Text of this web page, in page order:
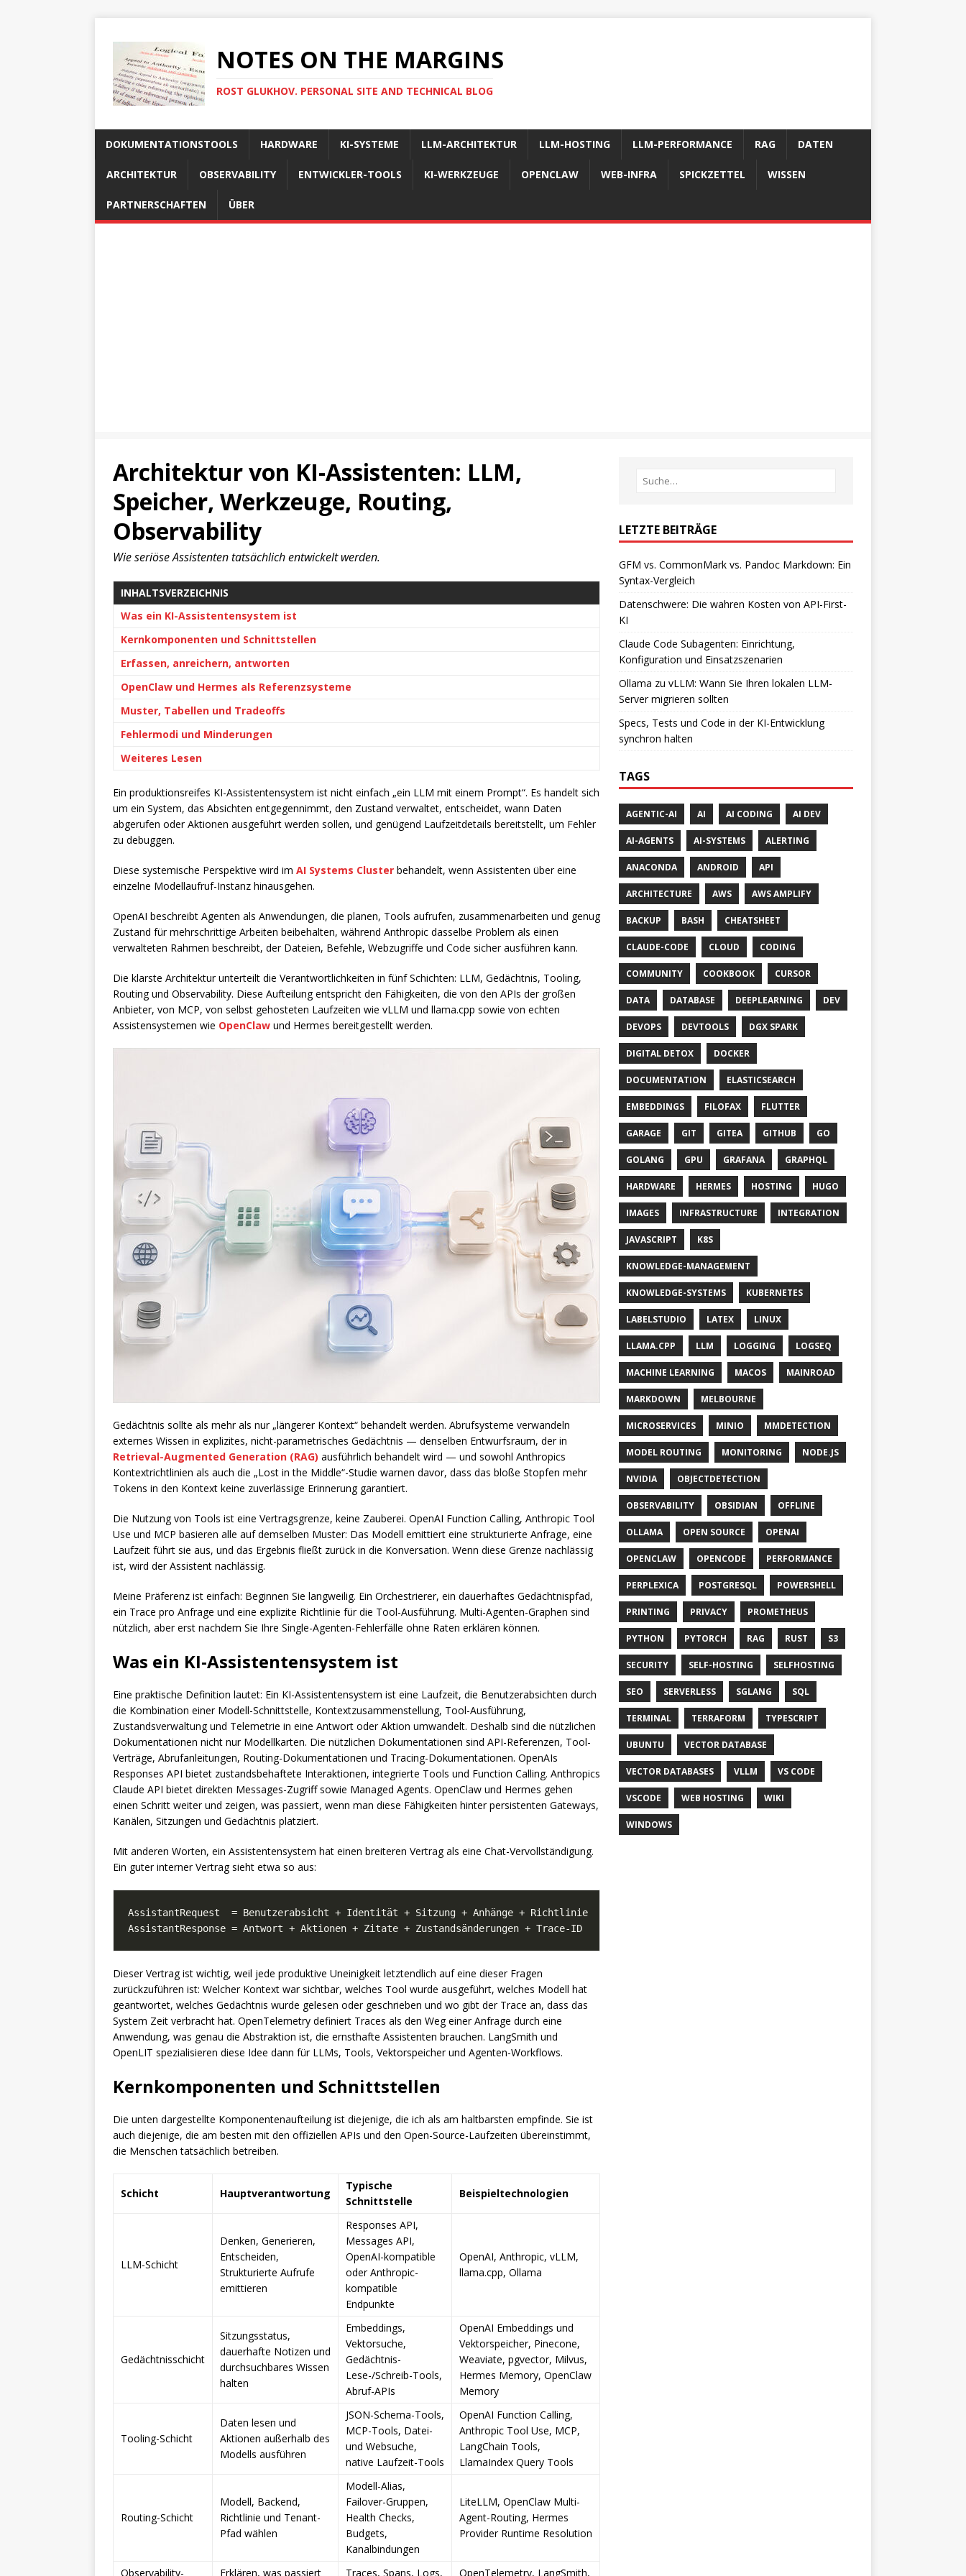
NOTES ON THE MARGINS
ROST GLUKHOV. PERSONAL SITE AND TECHNICAL BLOG
DOKUMENTATIONSTOOLS HARDWARE KI-SYSTEME LLM-ARCHITEKTUR LLM-HOSTING LLM-PERFORMANCE RAG DATEN
ARCHITEKTUR OBSERVABILITY ENTWICKLER-TOOLS KI-WERKZEUGE OPENCLAW WEB-INFRA SPICKZETTEL WISSEN
PARTNERSCHAFTEN ÜBER
Architektur von KI-Assistenten: LLM,
Speicher, Werkzeuge, Routing,
Observability
Wie seriöse Assistenten tatsächlich entwickelt werden.
INHALTSVERZEICHNIS
Was ein KI-Assistentensystem ist
Kernkomponenten und Schnittstellen
Erfassen, anreichern, antworten
OpenClaw und Hermes als Referenzsysteme
Muster, Tabellen und Tradeoffs
Fehlermodi und Minderungen
Weiteres Lesen
Ein produktionsreifes KI-Assistentensystem ist nicht einfach „ein LLM mit einem Prompt“. Es handelt sich
um ein System, das Absichten entgegennimmt, den Zustand verwaltet, entscheidet, wann Daten
abgerufen oder Aktionen ausgeführt werden sollen, und genügend Laufzeitdetails bereitstellt, um Fehler
zu debuggen.
Diese systemische Perspektive wird im AI Systems Cluster behandelt, wenn Assistenten über eine
einzelne Modellaufruf-Instanz hinausgehen.
OpenAI beschreibt Agenten als Anwendungen, die planen, Tools aufrufen, zusammenarbeiten und genug
Zustand für mehrschrittige Arbeiten beibehalten, während Anthropic dasselbe Problem als einen
verwalteten Rahmen beschreibt, der Dateien, Befehle, Webzugriffe und Code sicher ausführen kann.
Die klarste Architektur unterteilt die Verantwortlichkeiten in fünf Schichten: LLM, Gedächtnis, Tooling,
Routing und Observability. Diese Aufteilung entspricht den Fähigkeiten, die von den APIs der großen
Anbieter, von MCP, von selbst gehosteten Laufzeiten wie vLLM und llama.cpp sowie von echten
Assistensystemen wie OpenClaw und Hermes bereitgestellt werden.
Gedächtnis sollte als mehr als nur „längerer Kontext“ behandelt werden. Abrufsysteme verwandeln
externes Wissen in explizites, nicht-parametrisches Gedächtnis — denselben Entwurfsraum, der in
Retrieval-Augmented Generation (RAG) ausführlich behandelt wird — und sowohl Anthropics
Kontextrichtlinien als auch die „Lost in the Middle“-Studie warnen davor, dass das bloße Stopfen mehr
Tokens in den Kontext keine zuverlässige Erinnerung garantiert.
Die Nutzung von Tools ist eine Vertragsgrenze, keine Zauberei. OpenAI Function Calling, Anthropic Tool
Use und MCP basieren alle auf demselben Muster: Das Modell emittiert eine strukturierte Anfrage, eine
Laufzeit führt sie aus, und das Ergebnis fließt zurück in die Konversation. Wenn diese Grenze nachlässig
ist, wird der Assistent nachlässig.
Meine Präferenz ist einfach: Beginnen Sie langweilig. Ein Orchestrierer, ein dauerhaftes Gedächtnispfad,
ein Trace pro Anfrage und eine explizite Richtlinie für die Tool-Ausführung. Multi-Agenten-Graphen sind
nützlich, aber erst nachdem Sie Ihre Single-Agenten-Fehlerfälle ohne Raten erklären können.
Was ein KI-Assistentensystem ist
Eine praktische Definition lautet: Ein KI-Assistentensystem ist eine Laufzeit, die Benutzerabsichten durch
die Kombination einer Modell-Schnittstelle, Kontextzusammenstellung, Tool-Ausführung,
Zustandsverwaltung und Telemetrie in eine Antwort oder Aktion umwandelt. Deshalb sind die nützlichen
Dokumentationen nicht nur Modellkarten. Die nützlichen Dokumentationen sind API-Referenzen, Tool-
Verträge, Abrufanleitungen, Routing-Dokumentationen und Tracing-Dokumentationen. OpenAIs
Responses API bietet zustandsbehaftete Interaktionen, integrierte Tools und Function Calling. Anthropics
Claude API bietet direkten Messages-Zugriff sowie Managed Agents. OpenClaw und Hermes gehen
einen Schritt weiter und zeigen, was passiert, wenn man diese Fähigkeiten hinter persistenten Gateways,
Kanälen, Sitzungen und Gedächtnis platziert.
Mit anderen Worten, ein Assistentensystem hat einen breiteren Vertrag als eine Chat-Vervollständigung.
Ein guter interner Vertrag sieht etwa so aus:
Dieser Vertrag ist wichtig, weil jede produktive Uneinigkeit letztendlich auf eine dieser Fragen
zurückzuführen ist: Welcher Kontext war sichtbar, welches Tool wurde ausgeführt, welches Modell hat
geantwortet, welches Gedächtnis wurde gelesen oder geschrieben und wo gibt der Trace an, dass das
System Zeit verbracht hat. OpenTelemetry definiert Traces als den Weg einer Anfrage durch eine
Anwendung, was genau die Abstraktion ist, die ernsthafte Assistenten brauchen. LangSmith und
OpenLIT spezialisieren diese Idee dann für LLMs, Tools, Vektorspeicher und Agenten-Workflows.
Kernkomponenten und Schnittstellen
Die unten dargestellte Komponentenaufteilung ist diejenige, die ich als am haltbarsten empfinde. Sie ist
auch diejenige, die am besten mit den offiziellen APIs und den Open-Source-Laufzeiten übereinstimmt,
die Menschen tatsächlich betreiben.
Schicht Hauptverantwortung
Typische
Schnittstelle
Beispieltechnologien
LLM-Schicht
Denken, Generieren,
Entscheiden,
Strukturierte Aufrufe
emittieren
Responses API,
Messages API,
OpenAI-kompatible
oder Anthropic-
kompatible
Endpunkte
OpenAI, Anthropic, vLLM,
llama.cpp, Ollama
Gedächtnisschicht
Sitzungsstatus,
dauerhafte Notizen und
durchsuchbares Wissen
halten
Embeddings,
Vektorsuche,
Gedächtnis-
Lese-/Schreib-Tools,
Abruf-APIs
OpenAI Embeddings und
Vektorspeicher, Pinecone,
Weaviate, pgvector, Milvus,
Hermes Memory, OpenClaw
Memory
Tooling-Schicht
Daten lesen und
Aktionen außerhalb des
Modells ausführen
JSON-Schema-Tools,
MCP-Tools, Datei-
und Websuche,
native Laufzeit-Tools
OpenAI Function Calling,
Anthropic Tool Use, MCP,
LangChain Tools,
LlamaIndex Query Tools
Routing-Schicht
Modell, Backend,
Richtlinie und Tenant-
Pfad wählen
Modell-Alias,
Failover-Gruppen,
Health Checks,
Budgets,
Kanalbindungen
LiteLLM, OpenClaw Multi-
Agent-Routing, Hermes
Provider Runtime Resolution
Observability- Erklären, was passiert Traces, Spans, Logs, OpenTelemetry, LangSmith,
LETZTE BEITRÄGE
GFM vs. CommonMark vs. Pandoc Markdown: Ein
Syntax-Vergleich
Datenschwere: Die wahren Kosten von API-First-
KI
Claude Code Subagenten: Einrichtung,
Konfiguration und Einsatzszenarien
Ollama zu vLLM: Wann Sie Ihren lokalen LLM-
Server migrieren sollten
Specs, Tests und Code in der KI-Entwicklung
synchron halten
TAGS
AGENTIC-AI AI AI CODING AI DEV
AI-AGENTS AI-SYSTEMS ALERTING
ANACONDA ANDROID API
ARCHITECTURE AWS AWS AMPLIFY
BACKUP BASH CHEATSHEET
CLAUDE-CODE CLOUD CODING
COMMUNITY COOKBOOK CURSOR
DATA DATABASE DEEPLEARNING DEV
DEVOPS DEVTOOLS DGX SPARK
DIGITAL DETOX DOCKER
DOCUMENTATION ELASTICSEARCH
EMBEDDINGS FILOFAX FLUTTER
GARAGE GIT GITEA GITHUB GO
GOLANG GPU GRAFANA GRAPHQL
HARDWARE HERMES HOSTING HUGO
IMAGES INFRASTRUCTURE INTEGRATION
JAVASCRIPT K8S
KNOWLEDGE-MANAGEMENT
KNOWLEDGE-SYSTEMS KUBERNETES
LABELSTUDIO LATEX LINUX
LLAMA.CPP LLM LOGGING LOGSEQ
MACHINE LEARNING MACOS MAINROAD
MARKDOWN MELBOURNE
MICROSERVICES MINIO MMDETECTION
MODEL ROUTING MONITORING NODE.JS
NVIDIA OBJECTDETECTION
OBSERVABILITY OBSIDIAN OFFLINE
OLLAMA OPEN SOURCE OPENAI
OPENCLAW OPENCODE PERFORMANCE
PERPLEXICA POSTGRESQL POWERSHELL
PRINTING PRIVACY PROMETHEUS
PYTHON PYTORCH RAG RUST S3
SECURITY SELF-HOSTING SELFHOSTING
SEO SERVERLESS SGLANG SQL
TERMINAL TERRAFORM TYPESCRIPT
UBUNTU VECTOR DATABASE
VECTOR DATABASES VLLM VS CODE
VSCODE WEB HOSTING WIKI
WINDOWS